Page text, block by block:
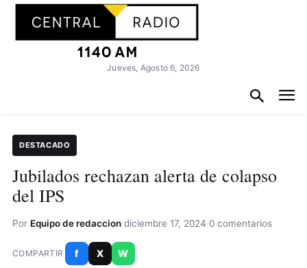
Jueves, Agosto 6, 2026
DESTACADO
Jubilados rechazan alerta de colapso
del IPS
Por Equipo de redaccion·diciembre 17, 2024·0 comentarios
COMPARTIR f X W